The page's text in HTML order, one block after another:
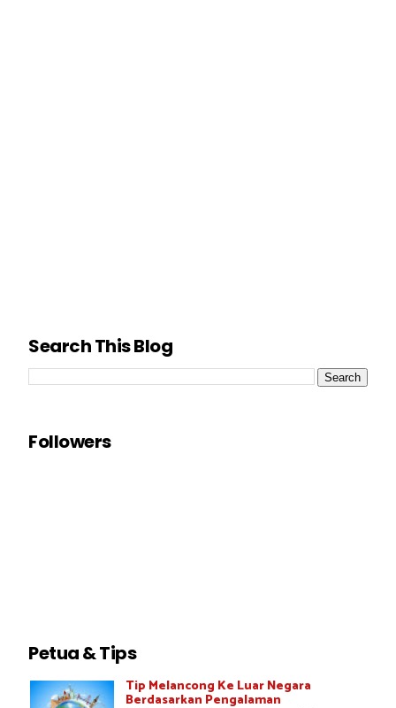
Search This Blog
Followers
Petua & Tips
Tip Melancong Ke Luar Negara
Berdasarkan Pengalaman